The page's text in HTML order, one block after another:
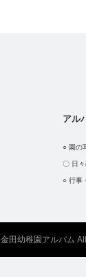
アル
○ 園の
〇 日
○ 行事
金田幼稚園アルバム